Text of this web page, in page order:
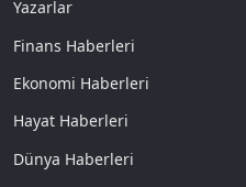
Yazarlar
Finans Haberleri
Ekonomi Haberleri
Hayat Haberleri
Dünya Haberleri